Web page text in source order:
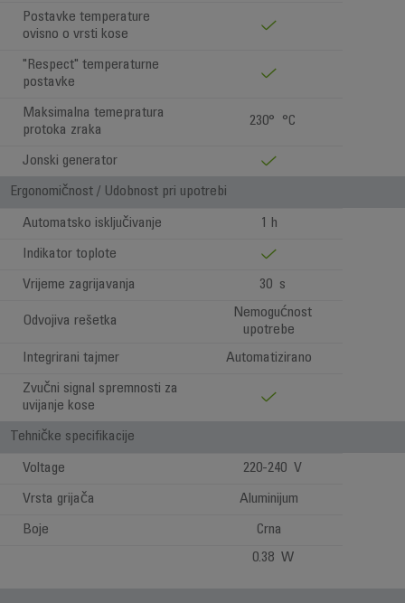
Postavke temperature
ovisno o vrsti kose
"Respect" temperaturne
postavke
Maksimalna temepratura
protoka zraka
230° °C
Jonski generator
Ergonomičnost / Udobnost pri upotrebi
Automatsko isključivanje 1 h
Indikator toplote
Vrijeme zagrijavanja 30 s
Odvojiva rešetka
Nemogućnost
upotrebe
Integrirani tajmer
Automatizirano
Zvučni signal spremnosti za
uvijanje kose
Tehničke specifikacije
Voltage 220-240 V
Vrsta grijača Aluminijum
Boje
Crna
0.38 W